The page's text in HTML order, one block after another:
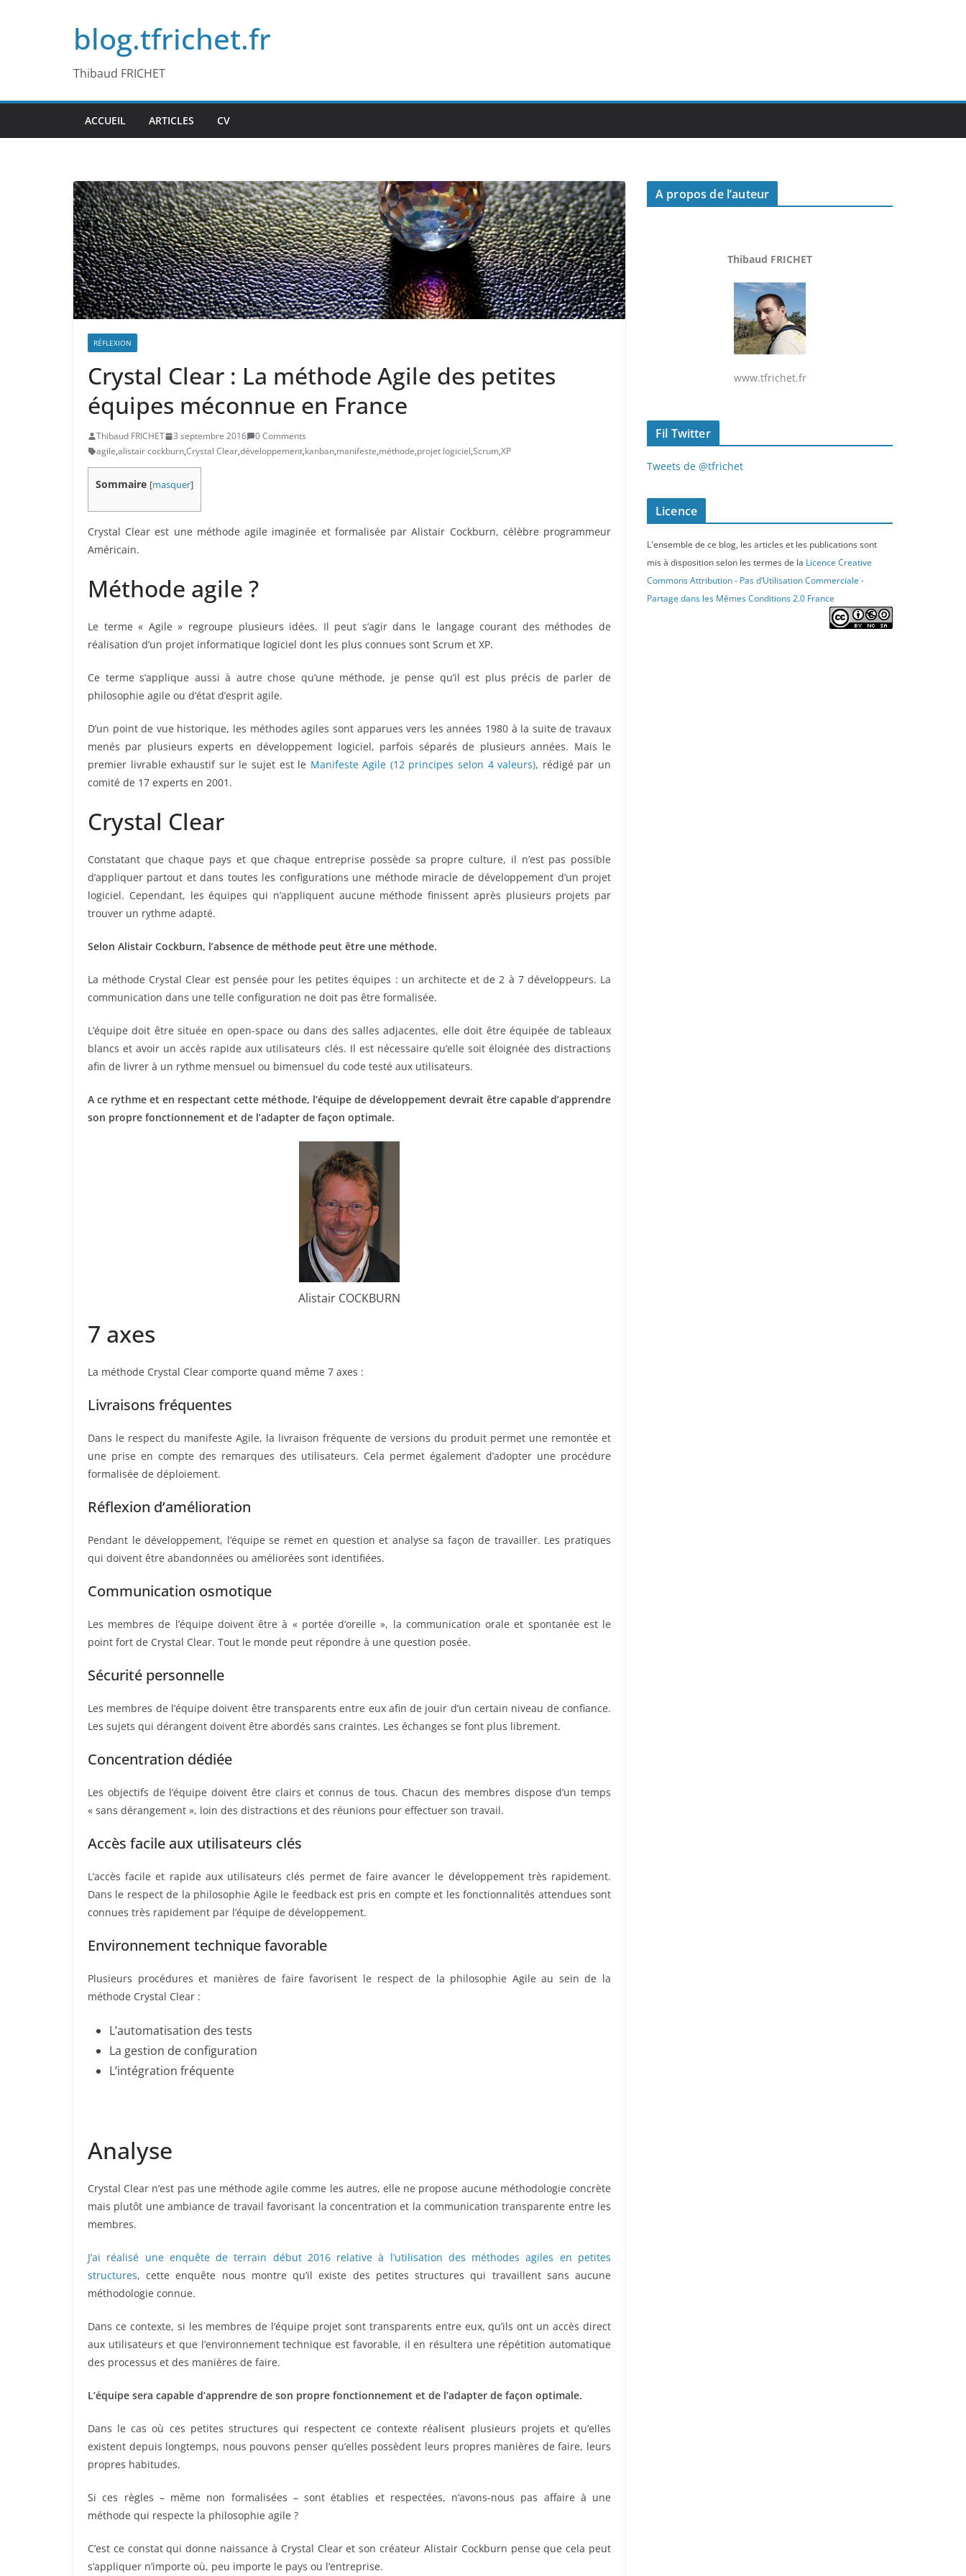
blog.tfrichet.fr
Thibaud FRICHET
ACCUEIL ARTICLES CV
RÉFLEXION
Crystal Clear : La méthode Agile des petites
équipes méconnue en France
Thibaud FRICHET 3 septembre 2016
0 Comments
agile,alistair cockburn,Crystal Clear,développement,kanban,manifeste,méthode,projet logiciel,Scrum,XP
Sommaire [masquer]
Crystal Clear est une méthode agile imaginée et formalisée par Alistair Cockburn, célèbre programmeur
Américain.
Méthode agile ?
Le terme « Agile » regroupe plusieurs idées. Il peut s’agir dans le langage courant des méthodes de
réalisation d’un projet informatique logiciel dont les plus connues sont Scrum et XP.
Ce terme s’applique aussi à autre chose qu’une méthode, je pense qu’il est plus précis de parler de
philosophie agile ou d’état d’esprit agile.
D’un point de vue historique, les méthodes agiles sont apparues vers les années 1980 à la suite de travaux
menés par plusieurs experts en développement logiciel, parfois séparés de plusieurs années. Mais le
premier livrable exhaustif sur le sujet est le Manifeste Agile (12 principes selon 4 valeurs), rédigé par un
comité de 17 experts en 2001.
Crystal Clear
Constatant que chaque pays et que chaque entreprise possède sa propre culture, il n’est pas possible
d’appliquer partout et dans toutes les configurations une méthode miracle de développement d’un projet
logiciel. Cependant, les équipes qui n’appliquent aucune méthode finissent après plusieurs projets par
trouver un rythme adapté.
Selon Alistair Cockburn, l’absence de méthode peut être une méthode.
La méthode Crystal Clear est pensée pour les petites équipes : un architecte et de 2 à 7 développeurs. La
communication dans une telle configuration ne doit pas être formalisée.
L’équipe doit être située en open-space ou dans des salles adjacentes, elle doit être équipée de tableaux
blancs et avoir un accès rapide aux utilisateurs clés. Il est nécessaire qu’elle soit éloignée des distractions
afin de livrer à un rythme mensuel ou bimensuel du code testé aux utilisateurs.
A ce rythme et en respectant cette méthode, l’équipe de développement devrait être capable d’apprendre
son propre fonctionnement et de l’adapter de façon optimale.
Alistair COCKBURN
7 axes
La méthode Crystal Clear comporte quand même 7 axes :
Livraisons fréquentes
Dans le respect du manifeste Agile, la livraison fréquente de versions du produit permet une remontée et
une prise en compte des remarques des utilisateurs. Cela permet également d’adopter une procédure
formalisée de déploiement.
Réflexion d’amélioration
Pendant le développement, l’équipe se remet en question et analyse sa façon de travailler. Les pratiques
qui doivent être abandonnées ou améliorées sont identifiées.
Communication osmotique
Les membres de l’équipe doivent être à « portée d’oreille », la communication orale et spontanée est le
point fort de Crystal Clear. Tout le monde peut répondre à une question posée.
Sécurité personnelle
Les membres de l’équipe doivent être transparents entre eux afin de jouir d’un certain niveau de confiance.
Les sujets qui dérangent doivent être abordés sans craintes. Les échanges se font plus librement.
Concentration dédiée
Les objectifs de l’équipe doivent être clairs et connus de tous. Chacun des membres dispose d’un temps
« sans dérangement », loin des distractions et des réunions pour effectuer son travail.
Accès facile aux utilisateurs clés
L’accès facile et rapide aux utilisateurs clés permet de faire avancer le développement très rapidement.
Dans le respect de la philosophie Agile le feedback est pris en compte et les fonctionnalités attendues sont
connues très rapidement par l’équipe de développement.
Environnement technique favorable
Plusieurs procédures et manières de faire favorisent le respect de la philosophie Agile au sein de la
méthode Crystal Clear :
L’automatisation des tests
La gestion de configuration
L’intégration fréquente
Analyse
Crystal Clear n’est pas une méthode agile comme les autres, elle ne propose aucune méthodologie concrète
mais plutôt une ambiance de travail favorisant la concentration et la communication transparente entre les
membres.
J’ai réalisé une enquête de terrain début 2016 relative à l’utilisation des méthodes agiles en petites
structures, cette enquête nous montre qu’il existe des petites structures qui travaillent sans aucune
méthodologie connue.
Dans ce contexte, si les membres de l’équipe projet sont transparents entre eux, qu’ils ont un accès direct
aux utilisateurs et que l’environnement technique est favorable, il en résultera une répétition automatique
des processus et des manières de faire.
L’équipe sera capable d’apprendre de son propre fonctionnement et de l’adapter de façon optimale.
Dans le cas où ces petites structures qui respectent ce contexte réalisent plusieurs projets et qu’elles
existent depuis longtemps, nous pouvons penser qu’elles possèdent leurs propres manières de faire, leurs
propres habitudes.
Si ces règles – même non formalisées – sont établies et respectées, n’avons-nous pas affaire à une
méthode qui respecte la philosophie agile ?
C’est ce constat qui donne naissance à Crystal Clear et son créateur Alistair Cockburn pense que cela peut
s’appliquer n’importe où, peu importe le pays ou l’entreprise.
A propos de l’auteur
Thibaud FRICHET
www.tfrichet.fr
Fil Twitter
Tweets de @tfrichet
Licence
L'ensemble de ce blog, les articles et les publications sont
mis à disposition selon les termes de la Licence Creative
Commons Attribution - Pas d’Utilisation Commerciale -
Partage dans les Mêmes Conditions 2.0 France